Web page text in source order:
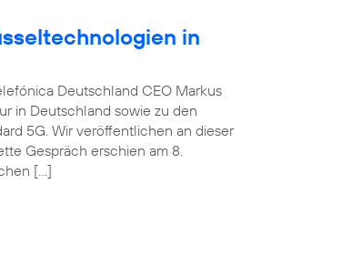
in
Deutschland CEO Markus
in Deutschland sowie zu den
5G. Wir veröffentlichen an dieser
Gespräch erschien am 8.
[…]